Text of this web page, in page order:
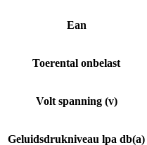
Ean
Toerental onbelast
Volt spanning (v)
Geluidsdrukniveau lpa db(a)